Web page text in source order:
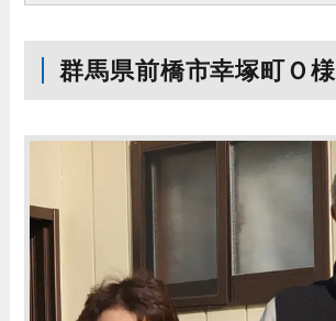
群馬県前橋市幸塚町Ｏ様